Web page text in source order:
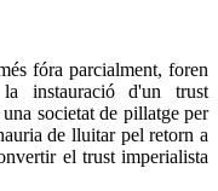
fóra parcialment, foren
la instauració d'un trust
societat de pillatge per
de lluitar pel retorn a
el trust imperialista